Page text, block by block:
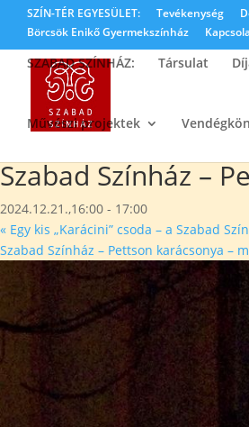
SZÍN-TÉR EGYESÜLET: Tevékenység
Börcsök Enikő Gyermekszínház
SZABAD SZÍNHÁZ: Társulat
Művészi projektek
« Összes Események
Szabad Színház –
2024.12.21.,16:00 - 17:00
« Egy kis „Karácini” csoda – a Szabad
Szabad Színház – Pettson karácsonya –